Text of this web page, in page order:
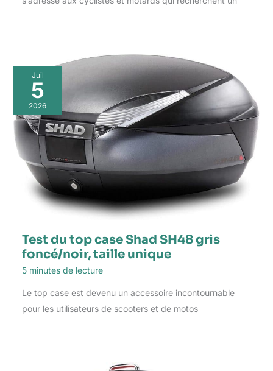
Juil
5
2026
Test du top case Shad SH48 gris
foncé/noir, taille unique
5 minutes de lecture
Le top case est devenu un accessoire incontournable
pour les utilisateurs de scooters et de motos